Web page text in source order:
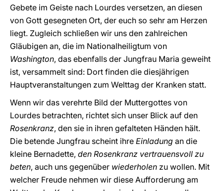
Gebete im Geiste nach Lourdes versetzen, an diesen
von Gott gesegneten Ort, der euch so sehr am Herzen
liegt. Zugleich schließen wir uns den zahlreichen
Gläubigen an, die im Nationalheiligtum von
Washington, das ebenfalls der Jungfrau Maria geweiht
ist, versammelt sind: Dort finden die diesjährigen
Hauptveranstaltungen zum Welttag der Kranken statt.
Wenn wir das verehrte Bild der Muttergottes von
Lourdes betrachten, richtet sich unser Blick auf den
Rosenkranz, den sie in ihren gefalteten Händen hält.
Die betende Jungfrau scheint ihre Einladung an die
kleine Bernadette, den Rosenkranz vertrauensvoll zu
beten, auch uns gegenüber wiederholen zu wollen. Mit
welcher Freude nehmen wir diese Aufforderung am